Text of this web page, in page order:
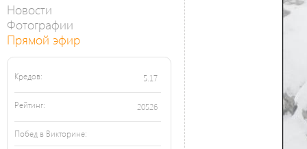
Новости
Фотографии
Прямой эфир
Кредов: 5.17
Рейтинг: 20526
Побед в Викторине: